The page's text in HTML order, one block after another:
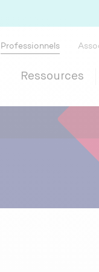
Professionnels
Ressources